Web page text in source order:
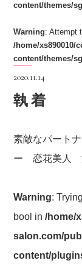
content/themes/
Warning: Attempt
/home/xs890010/
content/themes/
2020.11.14
執着
素敵なパート
ー 恋花美人
Warning:
bool in/home/
salon.com/
content/